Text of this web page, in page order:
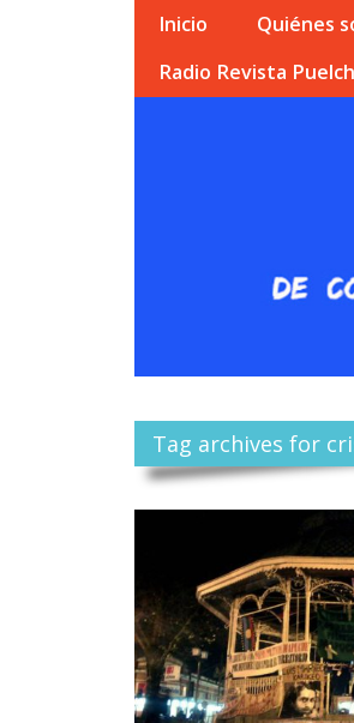
Inicio Quiénes
Radio Revista
Tag archives for